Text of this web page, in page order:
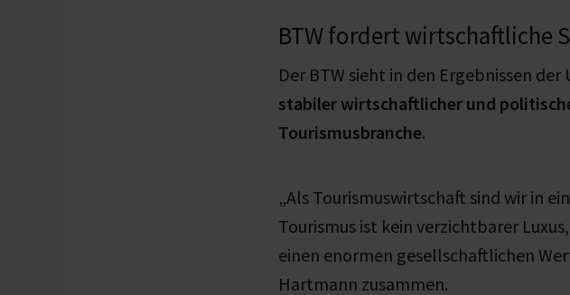
BTW fordert wirtschaftliche
Der BTW sieht in den Ergebnissen
stabiler wirtschaftlicher und
Tourismusbranche.
„Als Tourismuswirtschaft sind wir in
Tourismus ist kein verzichtbarer
einen enormen gesellschaftlichen
Hartmann zusammen.